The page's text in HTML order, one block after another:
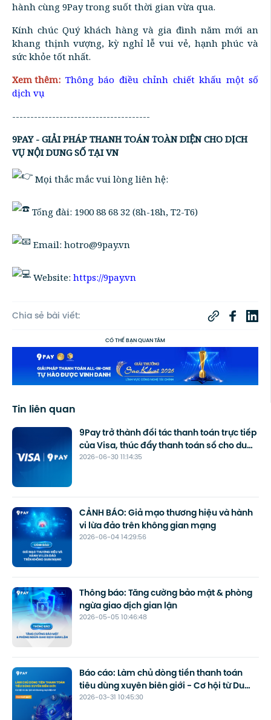
hành cùng 9Pay trong suốt thời gian vừa qua.
Kính chúc Quý khách hàng và gia đình năm mới an
khang thịnh vượng, kỳ nghỉ lễ vui vẻ, hạnh phúc và
sức khỏe tốt nhất.
Xem thêm: Thông báo điều chỉnh chiết khấu một số
dịch vụ
--------------------------------------
9PAY - GIẢI PHÁP THANH TOÁN TOÀN DIỆN CHO DỊCH
VỤ NỘI DUNG SỐ TẠI VN
Mọi thắc mắc vui lòng liên hệ:
Tổng đài: 1900 88 68 32 (8h-18h, T2-T6)
Email: hotro@9pay.vn
Website: https://9pay.vn
Chia sẻ bài viết:
CÓ THỂ BẠN QUAN TÂM
Tin liên quan
2026-06-30 11:14:35
9Pay trở thành đối tác thanh toán trực tiếp
của Visa, thúc đẩy thanh toán số cho du
lịch
2026-06-04 14:29:56
CẢNH BÁO: Giả mạo thương hiệu và hành
vi lừa đảo trên không gian mạng
2026-05-05 10:46:48
Thông báo: Tăng cường bảo mật & phòng
ngừa giao dịch gian lận
2026-03-31 10:45:30
Báo cáo: Làm chủ dòng tiền thanh toán
tiêu dùng xuyên biên giới - Cơ hội từ Du
lịch và Thương mại điện tử